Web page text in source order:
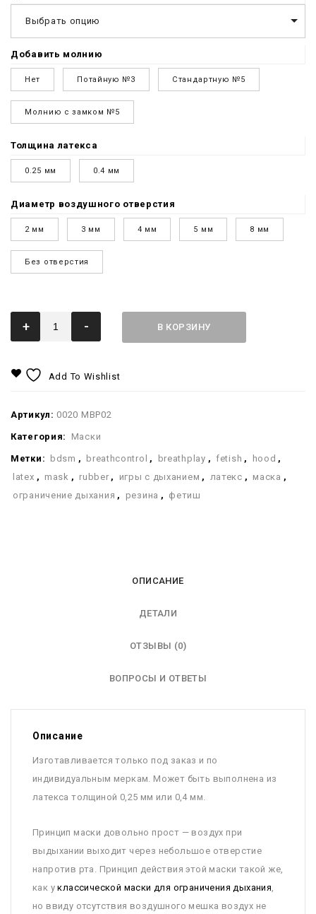
Выбрать опцию
Добавить молнию
Нет Потайную №3 Стандартную №5
Молнию с замком №5
Толщина латекса
0.25 мм 0.4 мм
Диаметр воздушного отверстия
2 мм 3 мм 4 мм 5 мм 8 мм
Без отверстия
+ - В КОРЗИНУ
Add To Wishlist
Артикул: 0020 MBP02
Категория: Маски
Метки: bdsm , breathcontrol , breathplay , fetish , hood ,
latex , mask , rubber , игры с дыханием , латекс , маска ,
ограничение дыхания , резина , фетиш
ОПИСАНИЕ
ДЕТАЛИ
ОТЗЫВЫ (0)
ВОПРОСЫ И ОТВЕТЫ
Описание
Изготавливается только под заказ и по
индивидуальным меркам. Может быть выполнена из
латекса толщиной 0,25 мм или 0,4 мм.
Принцип маски довольно прост — воздух при
выдыхании выходит через небольшое отверстие
напротив рта. Принцип действия этой маски такой же,
как уклассической маски для ограничения дыхания,
но ввиду отсутствия воздушного мешка воздух не